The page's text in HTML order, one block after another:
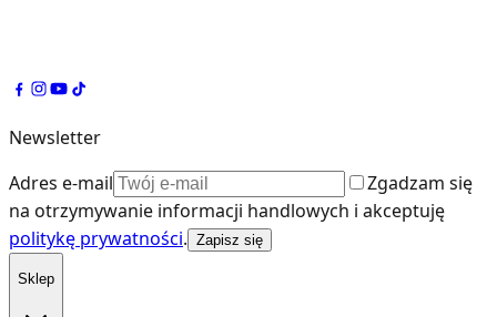
Newsletter
Adres e-mail
Zgadzam się
na otrzymywanie informacji handlowych i akceptuję
politykę prywatności. Zapisz się
Sklep